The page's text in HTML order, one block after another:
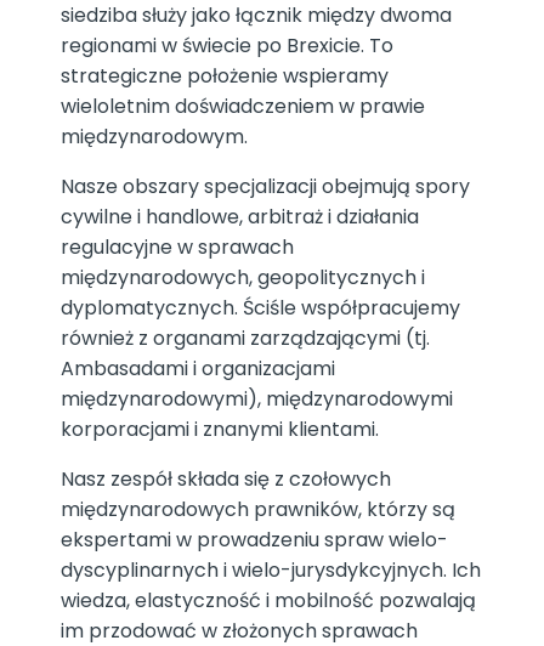
siedziba służy jako łącznik między dwoma
regionami w świecie po Brexicie. To
strategiczne położenie wspieramy
wieloletnim doświadczeniem w prawie
międzynarodowym.
Nasze obszary specjalizacji obejmują spory
cywilne i handlowe, arbitraż i działania
regulacyjne w sprawach
międzynarodowych, geopolitycznych i
dyplomatycznych. Ściśle współpracujemy
również z organami zarządzającymi (tj.
Ambasadami i organizacjami
międzynarodowymi), międzynarodowymi
korporacjami i znanymi klientami.
Nasz zespół składa się z czołowych
międzynarodowych prawników, którzy są
ekspertami w prowadzeniu spraw wielo-
dyscyplinarnych i wielo-jurysdykcyjnych. Ich
wiedza, elastyczność i mobilność pozwalają
im przodować w złożonych sprawach